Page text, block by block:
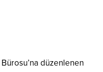
düzenlenen